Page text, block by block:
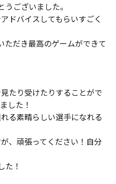
ございました。
ドバイスしてもらいすごく
ただき最高のゲームができて
たり受けたりすることがで
した！
る素晴らしい選手になれる
、頑張ってください！自分
た！